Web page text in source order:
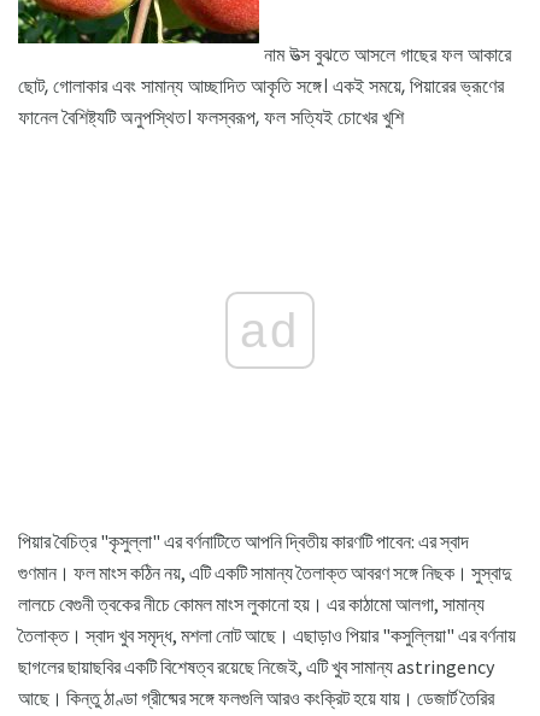
নাম উত্স বুঝতে আসলে গাছের ফল আকারে
ছোট, গোলাকার এবং সামান্য আচ্ছাদিত আকৃতি সঙ্গে। একই সময়ে, পিয়ারের ভ্রূণের
ফানেল বৈশিষ্ট্যটি অনুপস্থিত। ফলস্বরূপ, ফল সত্যিই চোখের খুশি
ad
পিয়ার বৈচিত্র "কৃসুল্লা" এর বর্ণনাটিতে আপনি দ্বিতীয় কারণটি পাবেন: এর স্বাদ
গুণমান। ফল মাংস কঠিন নয়, এটি একটি সামান্য তৈলাক্ত আবরণ সঙ্গে নিছক। সুস্বাদু
লালচে বেগুনী ত্বকের নীচে কোমল মাংস লুকানো হয়। এর কাঠামো আলগা, সামান্য
তৈলাক্ত। স্বাদ খুব সমৃদ্ধ, মশলা নোট আছে। এছাড়াও পিয়ার "কসুল্লিয়া" এর বর্ণনায়
ছাগলের ছায়াছবির একটি বিশেষত্ব রয়েছে নিজেই, এটি খুব সামান্য astringency
আছে। কিন্তু ঠাণ্ডা গ্রীষ্মের সঙ্গে ফলগুলি আরও কংক্রিট হয়ে যায়। ডেজার্ট তৈরির